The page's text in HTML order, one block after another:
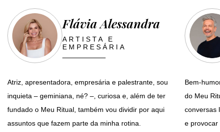
Flávia Alessandra
ARTISTA E
EMPRESÁRIA
Atriz, apresentadora, empresária e palestrante, sou
inquieta – geminiana, né? –, curiosa e, além de ter
fundado o Meu Ritual, também vou dividir por aqui
assuntos que fazem parte da minha rotina.
Bem-
do Meu
conversas
e provocar